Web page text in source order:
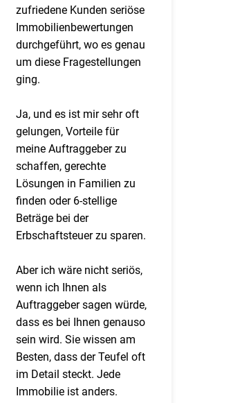
zufriedene Kunden seriöse
Immobilienbewertungen
durchgeführt, wo es genau
um diese Fragestellungen
ging.
Ja, und es ist mir sehr oft
gelungen, Vorteile für
meine Auftraggeber zu
schaffen, gerechte
Lösungen in Familien zu
finden oder 6-stellige
Beträge bei der
Erbschaftsteuer zu sparen.
Aber ich wäre nicht seriös,
wenn ich Ihnen als
Auftraggeber sagen würde,
dass es bei Ihnen genauso
sein wird. Sie wissen am
Besten, dass der Teufel oft
im Detail steckt. Jede
Immobilie ist anders.